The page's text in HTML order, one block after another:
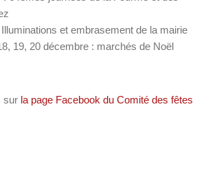
et embrasement de la mairie
19, 20 décembre : marchés de Noël
sur la page Facebook du Comité des fêtes